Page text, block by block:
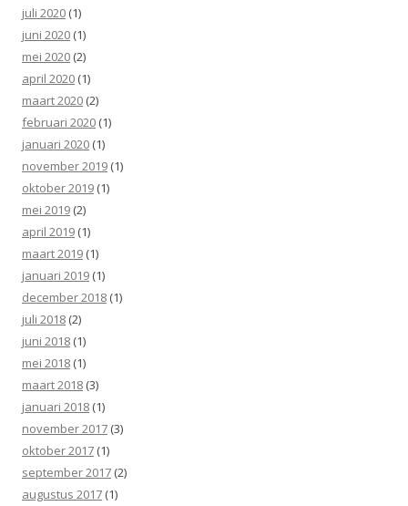
juli 2020 (1)
juni 2020 (1)
mei 2020 (2)
april 2020 (1)
maart 2020 (2)
februari 2020 (1)
januari 2020 (1)
november 2019 (1)
oktober 2019 (1)
mei 2019 (2)
april 2019 (1)
maart 2019 (1)
januari 2019 (1)
december 2018 (1)
juli 2018 (2)
juni 2018 (1)
mei 2018 (1)
maart 2018 (3)
januari 2018 (1)
november 2017 (3)
oktober 2017 (1)
september 2017 (2)
augustus 2017 (1)